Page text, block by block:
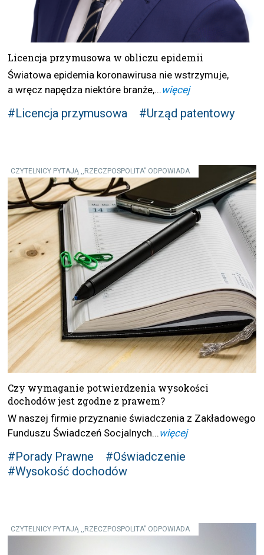
Licencja przymusowa w obliczu epidemii
Światowa epidemia koronawirusa nie wstrzymuje,
a wręcz napędza niektóre branże,... więcej
#Licencja przymusowa #Urząd patentowy
CZYTELNICY PYTAJĄ ,,RZECZPOSPOLITA" ODPOWIADA
Czy wymaganie potwierdzenia wysokości
dochodów jest zgodne z prawem?
W naszej firmie przyznanie świadczenia z Zakładowego
Funduszu Świadczeń Socjalnych... więcej
#Porady Prawne
#Oświadczenie
#Wysokość dochodów
CZYTELNICY PYTAJĄ ,,RZECZPOSPOLITA" ODPOWIADA